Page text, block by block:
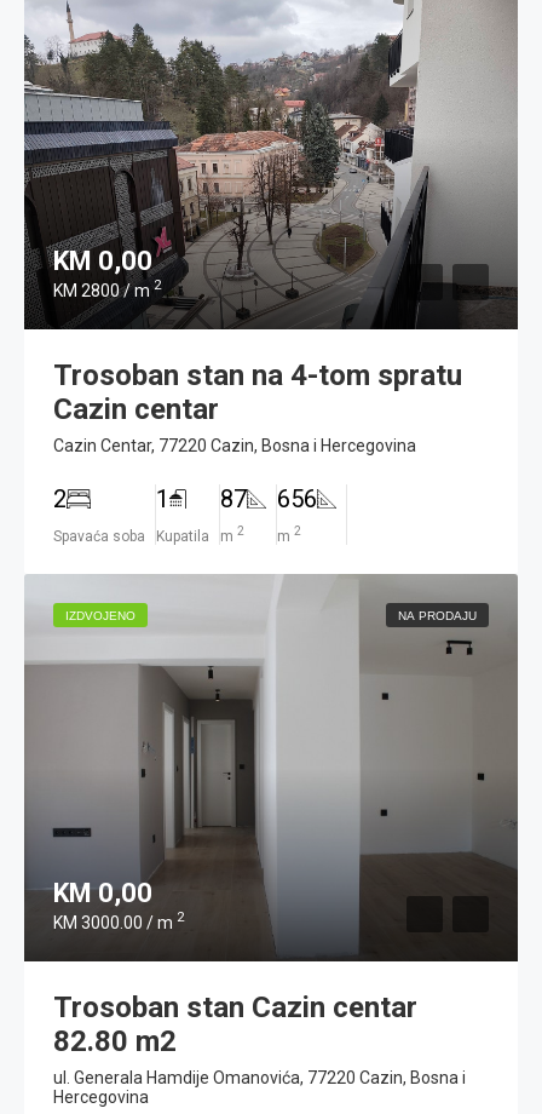
KM 0,00
KM 2800 / m2
Trosoban stan na 4-tom spratu
Cazin centar
Cazin Centar, 77220 Cazin, Bosna i Hercegovina
2
Spavaća soba
1
Kupatila
87
m 2
656
m 2
IZDVOJENO NA PRODAJU
KM 0,00
KM 3000.00 / m 2
Trosoban stan Cazin centar
82.80 m2
ul. Generala Hamdije Omanovića, 77220 Cazin, Bosna i
Hercegovina